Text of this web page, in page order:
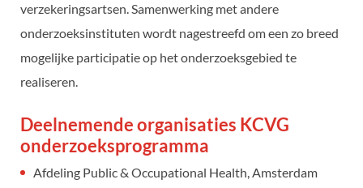
verzekeringsartsen. Samenwerking met andere
onderzoeksinstituten wordt nagestreefd om een zo breed
mogelijke participatie op het onderzoeksgebied te
realiseren.
Deelnemende organisaties KCVG
onderzoeksprogramma
Afdeling Public & Occupational Health, Amsterdam